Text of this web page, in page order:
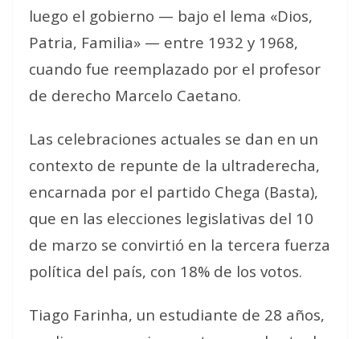
luego el gobierno — bajo el lema «Dios,
Patria, Familia» — entre 1932 y 1968,
cuando fue reemplazado por el profesor
de derecho Marcelo Caetano.
Las celebraciones actuales se dan en un
contexto de repunte de la ultraderecha,
encarnada por el partido Chega (Basta),
que en las elecciones legislativas del 10
de marzo se convirtió en la tercera fuerza
política del país, con 18% de los votos.
Tiago Farinha, un estudiante de 28 años,